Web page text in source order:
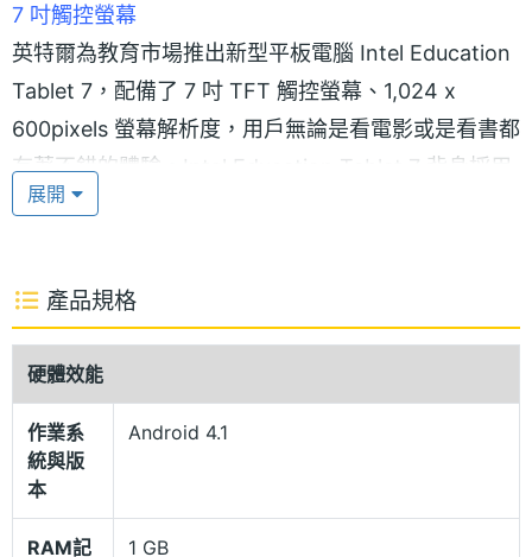
7 吋觸控螢幕
英特爾為教育市場推出新型平板電腦 Intel Education
Tablet 7，配備了 7 吋 TFT 觸控螢幕、1,024 x
600pixels 螢幕解析度，用戶無論是看電影或是看書都
有著不錯的體驗。Intel Education Tablet 7 背身採用
弧形背身設計，握在手中操作的手感相當不錯。
Intel Education Tablet 7 採用 Android 4.1 作業系
1GB RAM / 8GB ROM，擁有豐富的空間給用戶下載
各類檔。
Kno Textbooks 教科書軟體
展開
產品規格
硬體效能
作業系
統與版
本
Android 4.1
RAM記
1 GB